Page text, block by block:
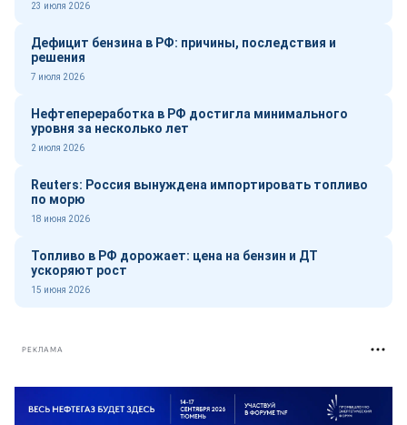
23 июля 2026
Дефицит бензина в РФ: причины, последствия и
решения
7 июля 2026
Нефтепереработка в РФ достигла минимального
уровня за несколько лет
2 июля 2026
Reuters: Россия вынуждена импортировать топливо
по морю
18 июня 2026
Топливо в РФ дорожает: цена на бензин и ДТ
ускоряют рост
15 июня 2026
РЕКЛАМА